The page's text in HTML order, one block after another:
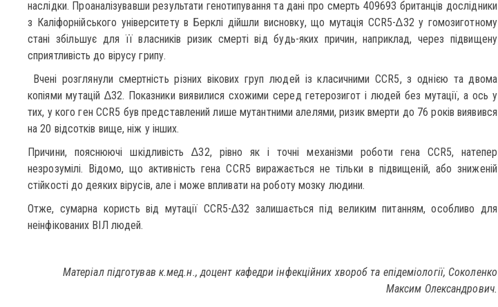
наслідки. Проаналізувавши результати генотипування та дані про смерть 409693 британців дослідники
з Каліфорнійського університету в Берклі дійшли висновку, що мутація CCR5-∆32 у гомозиготному
стані збільшує для її власників ризик смерті від будь-яких причин, наприклад, через підвищену
сприятливість до вірусу грипу.
Вчені розглянули смертність різних вікових груп людей із класичними CCR5, з однією та двома
копіями мутацій ∆32. Показники виявилися схожими серед гетерозигот і людей без мутації, а ось у
тих, у кого ген CCR5 був представлений лише мутантними алелями, ризик вмерти до 76 років виявився
на 20 відсотків вище, ніж у інших.
Причини, пояснюючі шкідливість ∆32, рівно як і точні механізми роботи гена CCR5, натепер
незрозумілі. Відомо, що активність гена CCR5 виражається не тільки в підвищеній, або зниженій
стійкості до деяких вірусів, але і може впливати на роботу мозку людини.
Отже, сумарна користь від мутації CCR5-∆32 залишається під великим питанням, особливо для
неінфікованих ВІЛ людей.
Матеріал підготував к.мед.н., доцент кафедри інфекційних хвороб та епідеміології, Соколенко
Максим Олександрович.